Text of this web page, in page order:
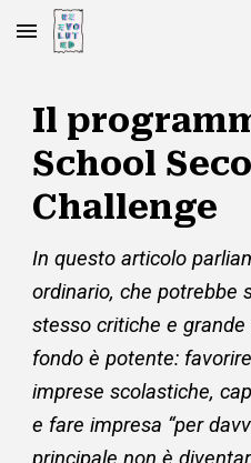
Skip to main content
Il
School
Challenge
In questo articolo
ordinario, che potrebbe
stesso critiche e
fondo è potente:
imprese scolastiche,
e fare impresa “per